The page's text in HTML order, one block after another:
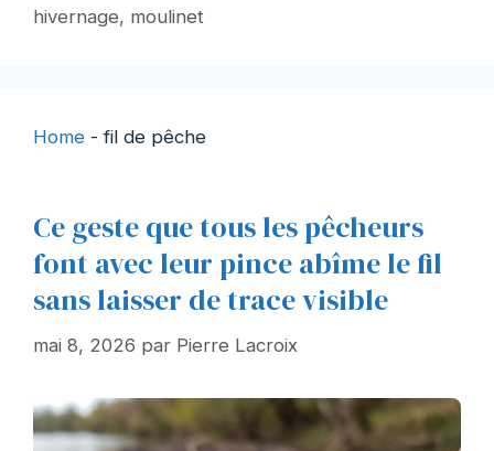
hivernage, moulinet
Home -fil de pêche
Ce geste que tous les pêcheurs
font avec leur pince abîme le fil
sans laisser de trace visible
mai 8, 2026 par Pierre Lacroix